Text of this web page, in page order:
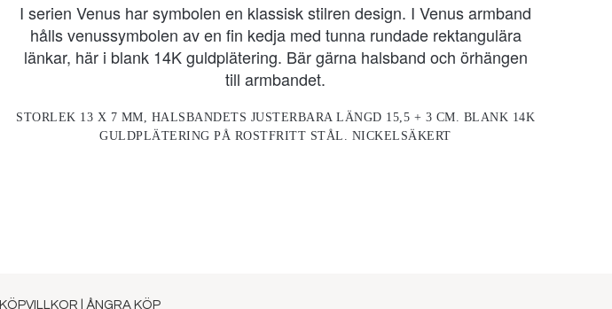
I serien Venus har symbolen en klassisk stilren design. I Venus armband
hålls venussymbolen av en fin kedja med tunna rundade rektangulära
länkar, här i blank 14K guldplätering. Bär gärna halsband och örhängen
till armbandet.
STORLEK 13 X 7 MM, HALSBANDETS JUSTERBARA LÄNGD 15,5 + 3 CM. BLANK 14K
GULDPLÄTERING PÅ ROSTFRITT STÅL. NICKELSÄKERT
KÖPVILLKOR ÅNGRA KÖP